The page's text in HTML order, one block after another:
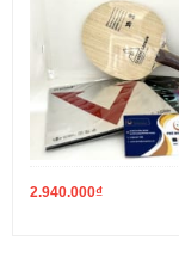
2.940.000₫